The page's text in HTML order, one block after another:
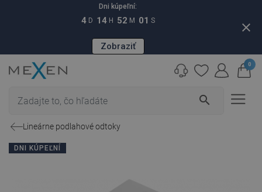
Dni kúpeľní:
4 D 14 H 52 M 00 S
Zobraziť
close
search
0
Lineárne podlahové odtoky
DNI KÚPEĽNÍ